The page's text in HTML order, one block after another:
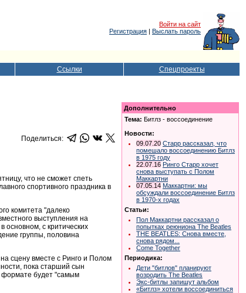
Войти на сайт
Регистрация | Выслать пароль
Ссылки Спецпроекты
Поделиться:
что не сможет спеть
спортивного праздника в
комитета "далеко
выступления на
основном, с критических
группы, половина
сцену вместе с Ринго и Полом
пока старший сын
формате будет "самым
Дополнительно
Тема: Битлз - воссоединение
Новости:
09.07.20 Старр рассказал, что
помешало воссоединению Битлз
в 1975 году
22.07.16 Ринго Старр хочет
снова выступать с Полом
Маккартни
07.05.14 Маккартни: мы
обсуждали воссоединение Битлз
в 1970-х годах
Статьи:
Пол Маккартни рассказал о
попытках реюниона The Beatles
THE BEATLES: Снова вместе,
снова рядом...
Come Together
Периодика:
Дети "битлов" планируют
возродить The Beatles
Экс-битлы запишут альбом
«Битлз» хотели воссоединиться